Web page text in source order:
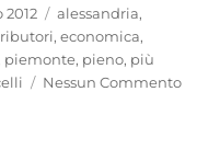
2012 Tag
alessandria,
,economica,
piemonte, pieno, più
Nessun Commento